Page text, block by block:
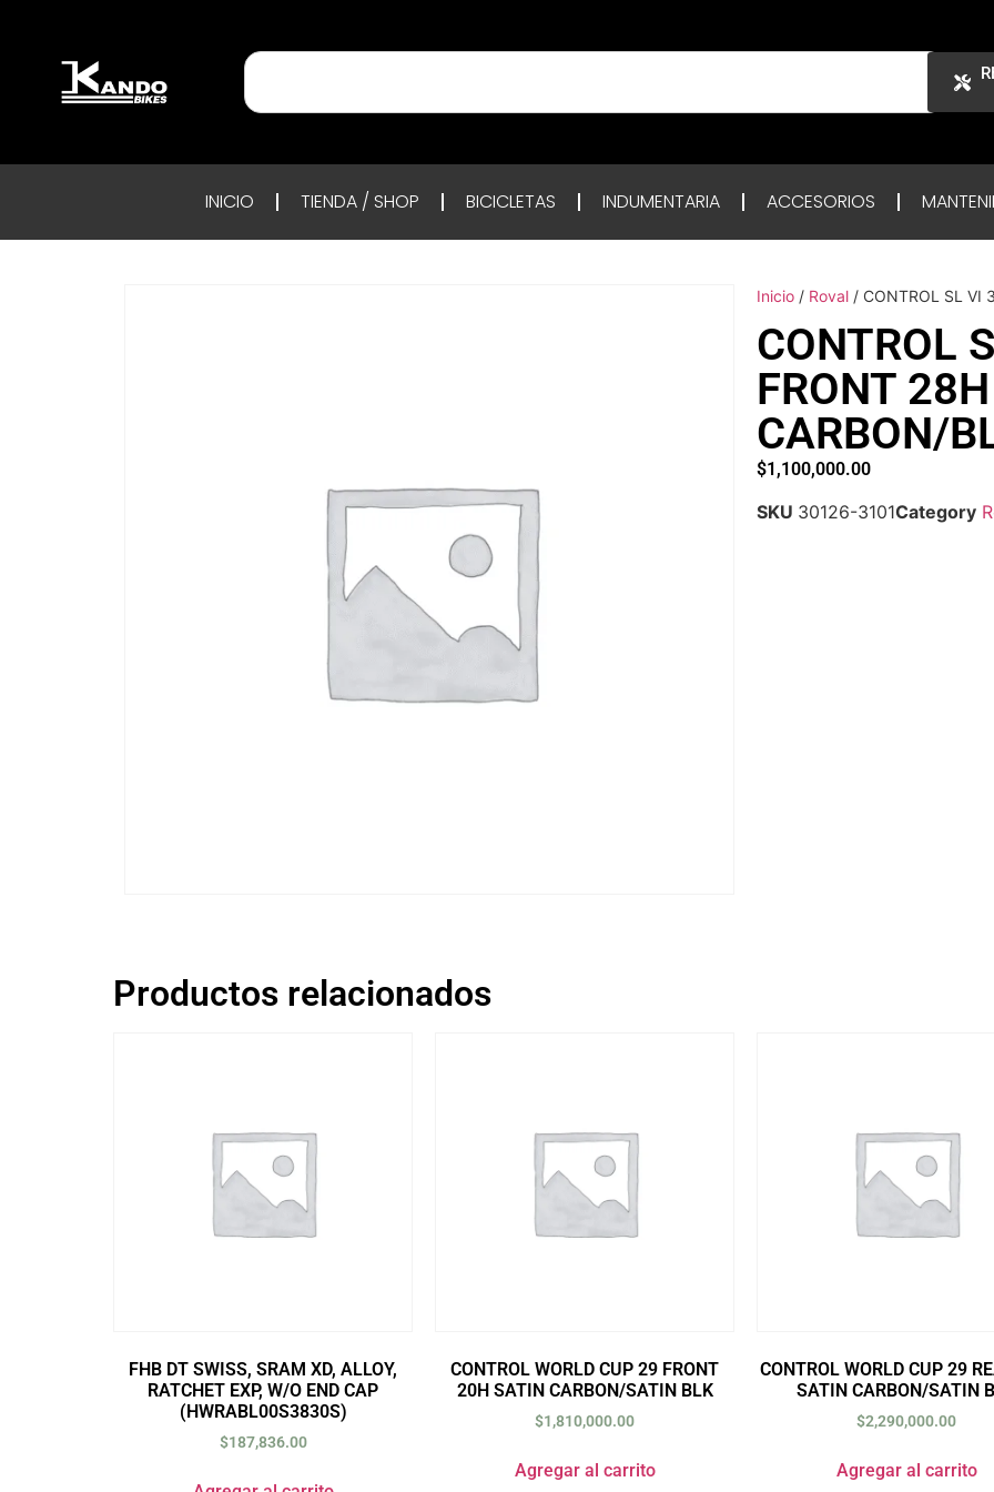
INICIO TIENDA / SHOP BICICLETAS INDUMENTARIA ACCESORIOS
Inicio / Roval / CONTROL SL VI
CONTROL
FRONT
CARBON/
$1,100,000.00
SKU 30126-3101Category
Productos relacionados
FHB DT SWISS, SRAM XD, ALLOY,
RATCHET EXP, W/O END CAP
(HWRABL00S3830S)
$187,836.00
CONTROL WORLD CUP 29 FRONT
20H SATIN CARBON/SATIN BLK
$1,810,000.00
Agregar al carrito
CONTROL WORLD CUP 29
SATIN CARBON/SATIN
$2,290,000.00
Agregar al carrito